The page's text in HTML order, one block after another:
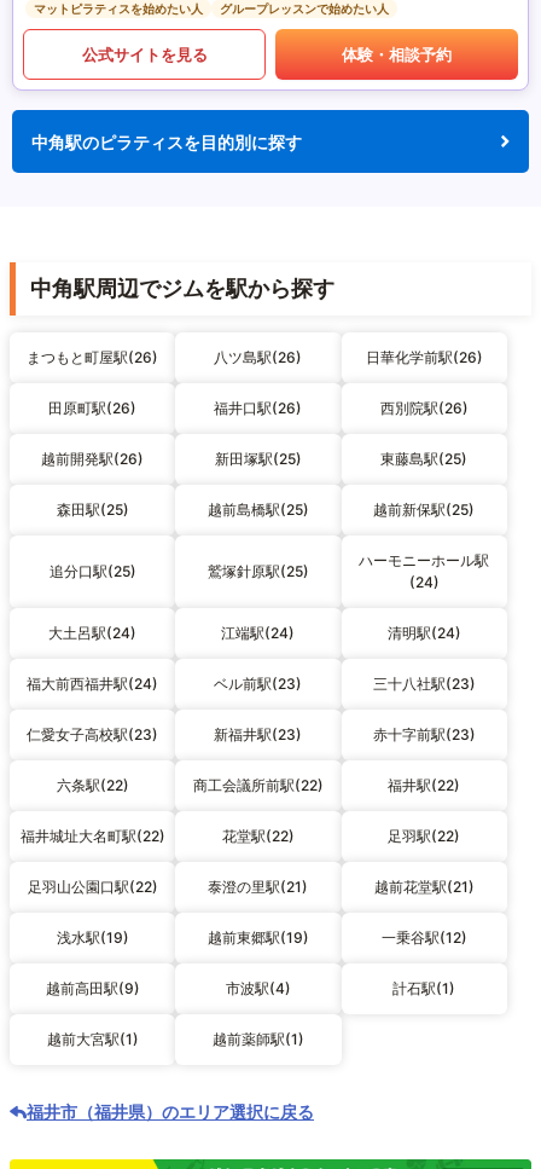
マットピラティスを始めたい人
グループレッスンで始めたい人
公式サイトを見る 体験・相談予約
中角駅のピラティスを目的別に探す
中角駅周辺でジムを駅から探す
まつもと町屋駅(26) 八ツ島駅(26) 日華化学前駅(26)
田原町駅(26) 福井口駅(26) 西別院駅(26)
越前開発駅(26) 新田塚駅(25) 東藤島駅(25)
森田駅(25) 越前島橋駅(25) 越前新保駅(25)
追分口駅(25) 鷲塚針原駅(25)
ハーモニーホール駅
(24)
大土呂駅(24) 江端駅(24) 清明駅(24)
福大前西福井駅(24) ベル前駅(23) 三十八社駅(23)
仁愛女子高校駅(23) 新福井駅(23) 赤十字前駅(23)
六条駅(22) 商工会議所前駅(22) 福井駅(22)
福井城址大名町駅(22) 花堂駅(22) 足羽駅(22)
足羽山公園口駅(22) 泰澄の里駅(21) 越前花堂駅(21)
浅水駅(19) 越前東郷駅(19) 一乗谷駅(12)
越前高田駅(9) 市波駅(4) 計石駅(1)
越前大宮駅(1) 越前薬師駅(1)
福井市（福井県）のエリア選択に戻る